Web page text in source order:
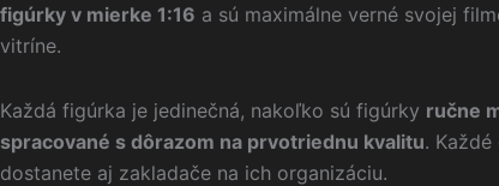
figúrky v mierke 1:16 a sú maximálne verné svojej
vitríne.
Každá figúrka je jedinečná, nakoľko sú figúrky ručne
spracované s dôrazom na prvotriednu kvalitu.
dostanete aj zakladače na ich organizáciu.